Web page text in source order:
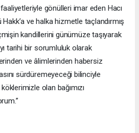
gönülleri imar eden Hacı
ve halka hizmetle taçlandırmış
kandillerini günümüze taşıyarak
tarihi bir sorumluluk olarak
ve âlimlerinden habersiz
sürdüremeyeceği bilinciyle
olan bağımızı